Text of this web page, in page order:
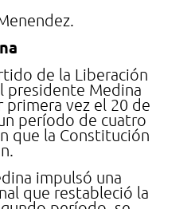
de la Liberación
presidente Medina
vez el 20 de
período de cuatro
que la Constitución
impulsó una
que restableció la